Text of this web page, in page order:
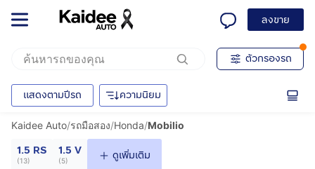
ลงขาย
ตัวกรองรถ
แสดงตามปีรถ ความนิยม
Kaidee Auto/รถมือสอง/Honda/Mobilio
1.5 RS
(13)
1.5 V
(5) ดูเพิ่มเติม